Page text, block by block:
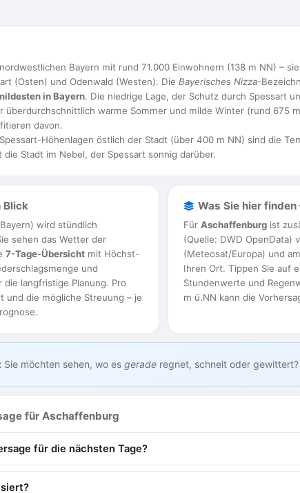
Bayern mit rund 71.000 Einwohnern (138 m NN) –
(Osten) und Odenwald (Westen). Die Bayerisches Nizza-
in Bayern. Die niedrige Lage, der Schutz durch Spessart
warme Sommer und milde Winter (rund 675
davon.
Höhenlagen östlich der Stadt (über 400 m NN) sind die
Stadt im Nebel, der Spessart sonnig darüber.
Blick
wird stündlich
sehen das Wetter der
7-Tage-Übersicht mit Höchst-
und
die langfristige Planung. Pro
und die mögliche Streuung – je
Was Sie hier finden
Für Aschaffenburg ist
(Quelle: DWD OpenData)
(Meteosat/Europa) und
Ihren Ort. Tippen Sie auf
Stundenwerte und
m ü.NN kann die
Sie möchten sehen, wo es gerade regnet, schneit oder gewittert?
für Aschaffenburg
für die nächsten Tage?